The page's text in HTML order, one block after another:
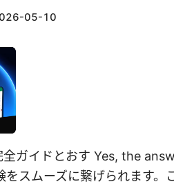
05-10
全ガイドとおす Yes, the
スムーズに繋げられます。